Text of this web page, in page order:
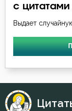
Война
Воля Божия
Воскресение
Врач
с цитатами
Выдает